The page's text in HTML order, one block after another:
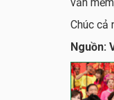
Chúc cả
Nguồn: